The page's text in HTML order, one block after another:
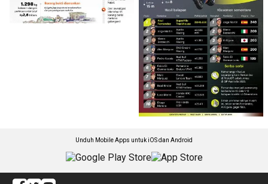
Unduh Mobile Apps untuk iOS dan Android